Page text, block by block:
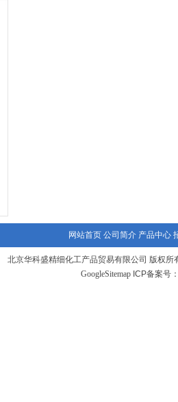
网站首页 公司简介 产品中心
北京华科盛精细化工产品贸易有限公司 版权所
GoogleSitemap ICP备案号